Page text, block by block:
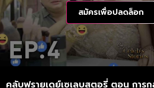
สมัครเพื่อปลดล็อก
คลับฟรายเดย์เซเลบสตอรี่ ตอน การ